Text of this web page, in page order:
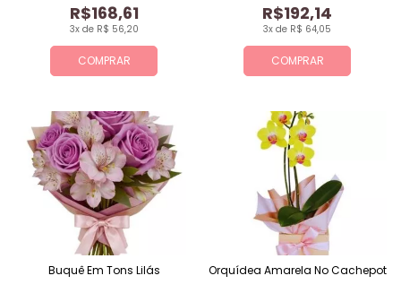
COMPRAR
3x de R$ 56,20
R$168,61
COMPRAR
3x de R$ 64,05
R$192,14
Buquê Em Tons Lilás Orquídea Amarela No Cachepot